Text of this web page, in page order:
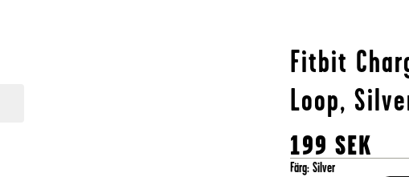
Fitbit
Loop,
199 SEK
Färg:Silver